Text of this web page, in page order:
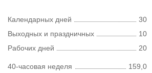
Календарных дней
30
Выходных и праздничных
10
Рабочих дней
20
40-часовая неделя
159,0